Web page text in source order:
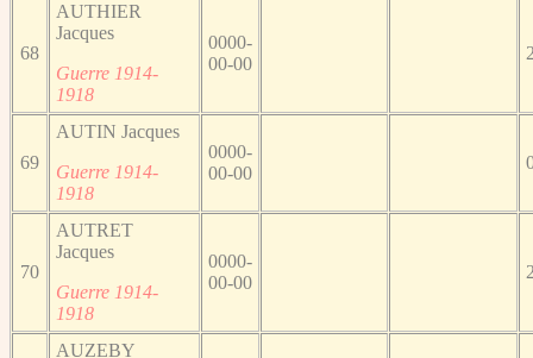
68
AUTHIER
Jacques
Guerre 1914-
1918
0000-
00-00
69
AUTIN Jacques
Guerre 1914-
1918
0000-
00-00
70
AUTRET
Jacques
Guerre 1914-
1918
0000-
00-00
AUZEBY